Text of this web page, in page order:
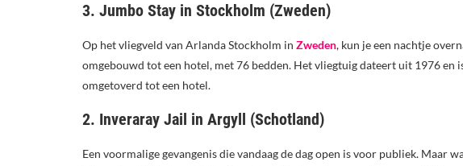
3. Jumbo Stay in Stockholm (Zweden)
Op het vliegveld van Arlanda Stockholm in Zweden, kun je een nachtje
omgebouwd tot een hotel, met 76 bedden. Het vliegtuig dateert uit 1976 en
omgetoverd tot een hotel.
2. Inveraray Jail in Argyll (Schotland)
Een voormalige gevangenis die vandaag de dag open is voor publiek. Maar